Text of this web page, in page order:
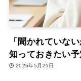
「聞かれていな
知っておきたい
2026年5月25日